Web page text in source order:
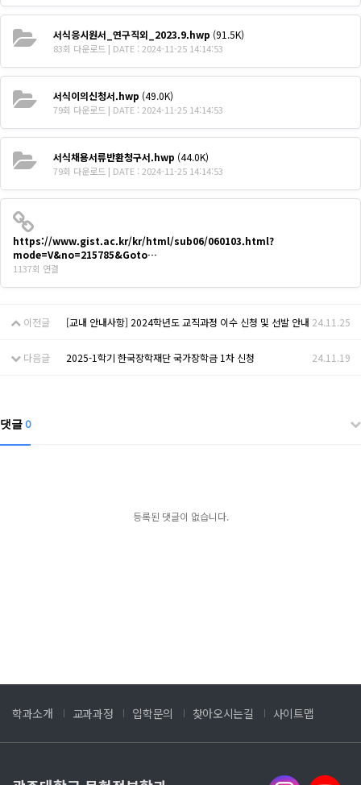
서식응시원서_연구직외_2023.9.hwp (91.5K)
83회 다운로드 | DATE : 2024-11-25 14:14:53
서식이의신청서.hwp (49.0K)
79회 다운로드 | DATE : 2024-11-25 14:14:53
서식채용서류반환청구서.hwp (44.0K)
79회 다운로드 | DATE : 2024-11-25 14:14:53
https://www.gist.ac.kr/kr/html/sub06/060103.html?
mode=V&no=215785&Goto…
1137회 연결
이전글 [교내 안내사항] 2024학년도 교직과정 이수 신청 및 선발 안내 24.11.25
다음글 2025-1학기 한국장학재단 국가장학금 1차 신청 24.11.19
댓글0
등록된 댓글이 없습니다.
학과소개 교과과정 입학문의 찾아오시는길 사이트맵